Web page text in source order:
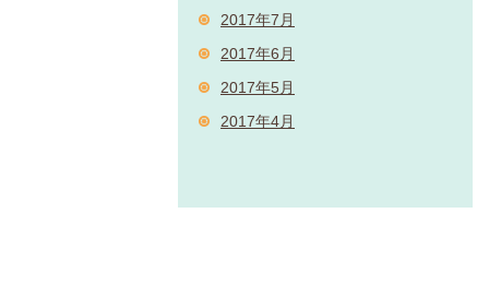
2017年7月
2017年6月
2017年5月
2017年4月